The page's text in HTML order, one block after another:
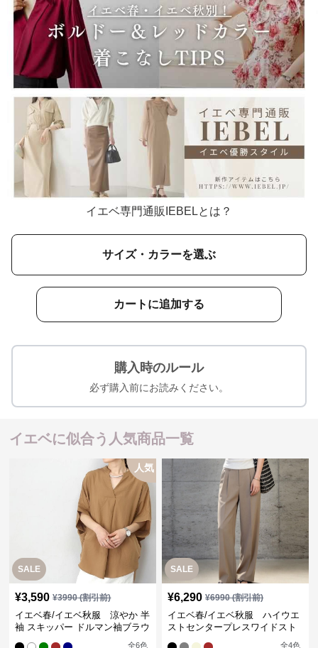
イエベ専門通販IEBELとは？
サイズ・カラーを選ぶ
カートに追加する
購入時のルール
必ず購入前にお読みください。
イエベに似合う人気商品一覧
SALE
人気
¥3,590 ¥3990(割引前)
イエベ春/イエベ秋服 涼やか 半
袖 スキッパー ドルマン袖ブラウ
全6色
SALE
¥6,290 ¥6990(割引前)
イエベ春/イエベ秋服 ハイウエ
ストセンタープレスワイドスト
全4色